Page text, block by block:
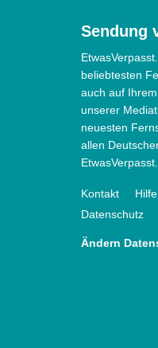
Sendung
beliebtesten
auch auf
unserer
neuesten
allen
Kontakt Hilfe
Datenschutz
Ändern